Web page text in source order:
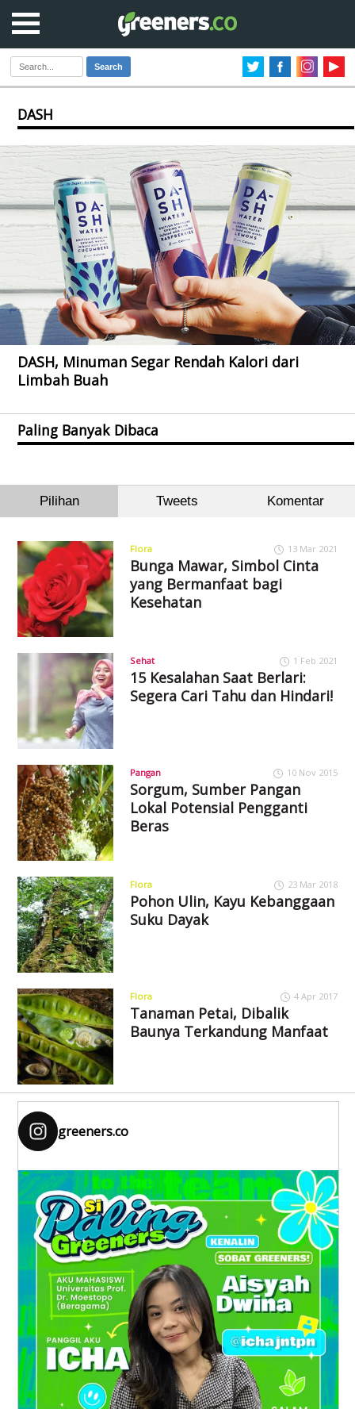
Search
DASH
DASH, Minuman Segar Rendah Kalori dari
Limbah Buah
Paling Banyak Dibaca
Pilihan Tweets Komentar
Flora 13 Mar 2021
Bunga Mawar, Simbol Cinta
yang Bermanfaat bagi
Kesehatan
Sehat 1 Feb 2021
15 Kesalahan Saat Berlari:
Segera Cari Tahu dan Hindari!
Pangan 10 Nov 2015
Sorgum, Sumber Pangan
Lokal Potensial Pengganti
Beras
Flora 23 Mar 2018
Pohon Ulin, Kayu Kebanggaan
Suku Dayak
Flora 4 Apr 2017
Tanaman Petai, Dibalik
Baunya Terkandung Manfaat
greeners.co